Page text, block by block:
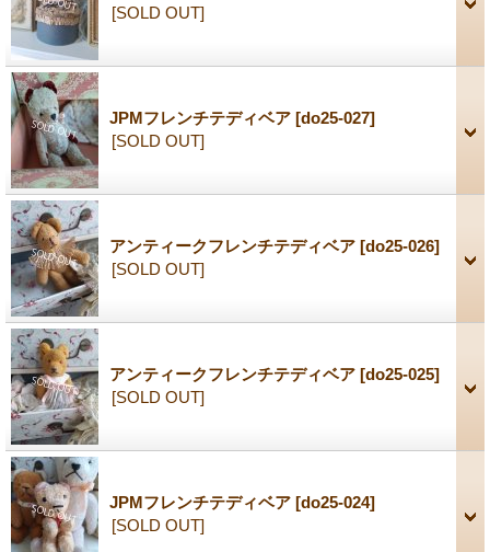
[SOLD OUT]
JPMフレンチテディベア [do25-027]
[SOLD OUT]
アンティークフレンチテディベア [do25-026]
[SOLD OUT]
アンティークフレンチテディベア [do25-025]
[SOLD OUT]
JPMフレンチテディベア [do25-024]
[SOLD OUT]